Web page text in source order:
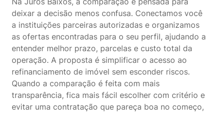
deixar a decisão menos confusa. Conectamos você
a instituições parceiras autorizadas e organizamos
as ofertas encontradas para o seu perfil, ajudando a
entender melhor prazo, parcelas e custo total da
operação. A proposta é simplificar o acesso ao
refinanciamento de imóvel sem esconder riscos.
Quando a comparação é feita com mais
transparência, fica mais fácil escolher com critério e
evitar uma contratação que pareça boa no começo,